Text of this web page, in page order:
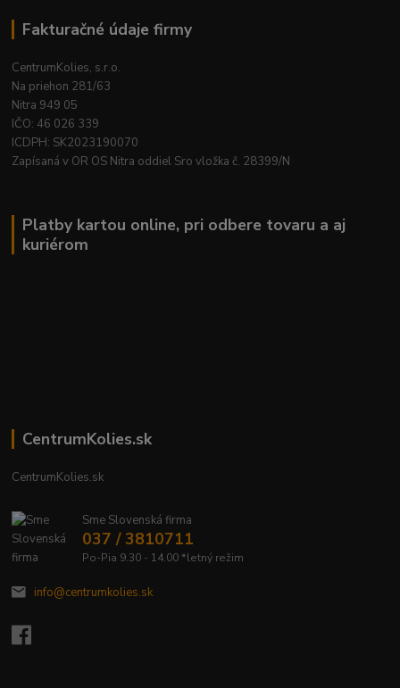
Fakturačné údaje firmy
CentrumKolies, s.r.o.
Na priehon 281/63
Nitra 949 05
IČO: 46 026 339
ICDPH: SK2023190070
Zapísaná v OR OS Nitra oddiel Sro vložka č. 28399/N
Platby kartou online, pri odbere tovaru a aj
kuriérom
CentrumKolies.sk
CentrumKolies.sk
Sme Slovenská firma
037 / 3810711
Po-Pia 9.30 - 14.00 *letný režim
info@centrumkolies.sk